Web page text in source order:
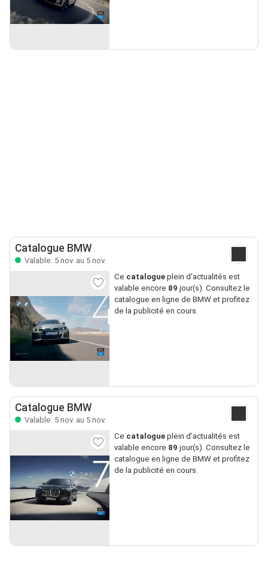
Catalogue BMW
Valable: 5 nov. au 5 nov.
Ce catalogueplein d’actualités est
valable encore 89 jour(s). Consultez le
catalogue en ligne de BMW et profitez
de la publicité en cours.
Catalogue BMW
Valable: 5 nov. au 5 nov.
Ce catalogueplein d’actualités est
valable encore 89 jour(s). Consultez le
catalogue en ligne de BMW et profitez
de la publicité en cours.